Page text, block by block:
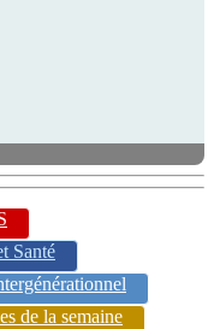
Santé
de la semaine